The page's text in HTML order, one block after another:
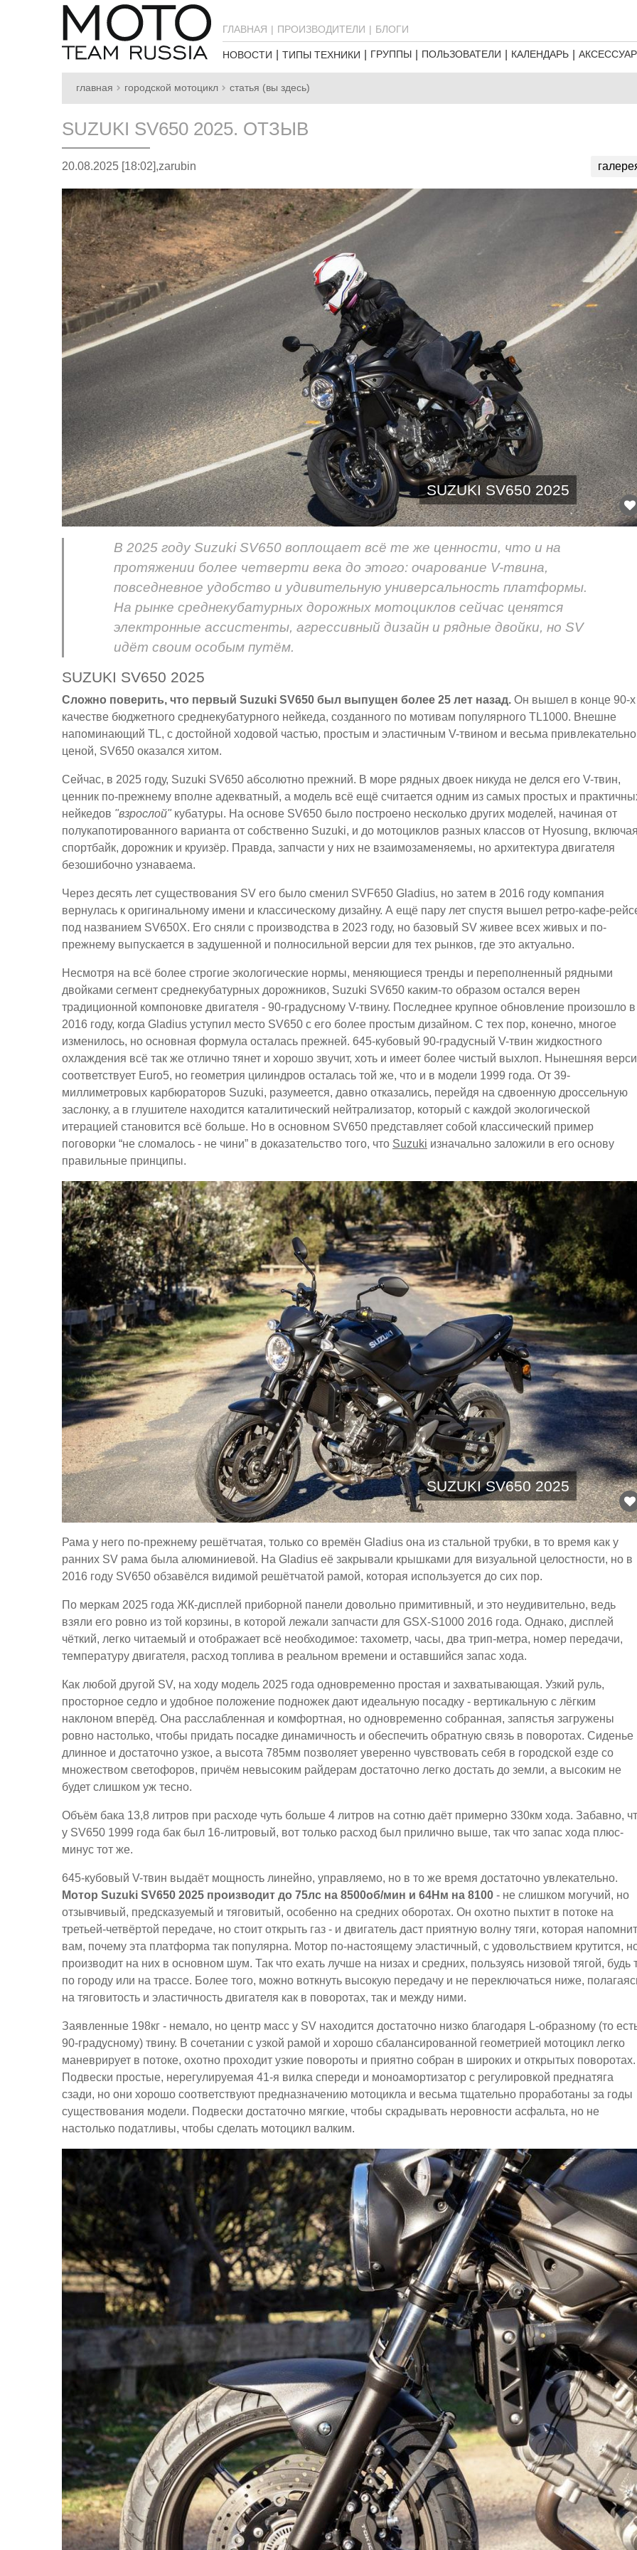
ГЛАВНАЯ ПРОИЗВОДИТЕЛИ БЛОГИ
НОВОСТИ ТИПЫ ТЕХНИКИ ГРУППЫ ПОЛЬЗОВАТЕЛИ КАЛЕНДАРЬ
главная городской мотоцикл статья (вы здесь)
SUZUKI SV650 2025. ОТЗЫВ
20.08.2025 [18:02],zarubin
SUZUKI SV650 2025
В 2025 году Suzuki SV650 воплощает всё те же ценности, что и на
протяжении более четверти века до этого: очарование V-твина,
повседневное удобство и удивительную универсальность платформы.
На рынке среднекубатурных дорожных мотоциклов сейчас ценятся
электронные ассистенты, агрессивный дизайн и рядные двойки, но SV
идёт своим особым путём.
SUZUKI SV650 2025
Сложно поверить, что первый Suzuki SV650 был выпущен более 25 лет назад. Он вышел в конце 90-
качестве бюджетного среднекубатурного нейкеда, созданного по мотивам популярного TL1000. Внешне
напоминающий TL, с достойной ходовой частью, простым и эластичным V-твином и весьма
ценой, SV650 оказался хитом.
Сейчас, в 2025 году, Suzuki SV650 абсолютно прежний. В море рядных двоек никуда не делся его V-твин,
ценник по-прежнему вполне адекватный, а модель всё ещё считается одним из самых простых и
нейкедов "взрослой" кубатуры. На основе SV650 было построено несколько других моделей, начиная от
полукапотированного варианта от собственно Suzuki, и до мотоциклов разных классов от Hyosung,
спортбайк, дорожник и круизёр. Правда, запчасти у них не взаимозаменяемы, но архитектура двигателя
безошибочно узнаваема.
Через десять лет существования SV его было сменил SVF650 Gladius, но затем в 2016 году компания
вернулась к оригинальному имени и классическому дизайну. А ещё пару лет спустя вышел ретро-кафе-
под названием SV650X. Его сняли с производства в 2023 году, но базовый SV живее всех живых и по-
прежнему выпускается в задушенной и полносильной версии для тех рынков, где это актуально.
Несмотря на всё более строгие экологические нормы, меняющиеся тренды и переполненный рядными
двойками сегмент среднекубатурных дорожников, Suzuki SV650 каким-то образом остался верен
традиционной компоновке двигателя - 90-градусному V-твину. Последнее крупное обновление произошло в
2016 году, когда Gladius уступил место SV650 с его более простым дизайном. С тех пор, конечно, многое
изменилось, но основная формула осталась прежней. 645-кубовый 90-градусный V-твин жидкостного
охлаждения всё так же отлично тянет и хорошо звучит, хоть и имеет более чистый выхлоп. Нынешняя
соответствует Euro5, но геометрия цилиндров осталась той же, что и в модели 1999 года. От 39-
миллиметровых карбюраторов Suzuki, разумеется, давно отказались, перейдя на сдвоенную дроссельную
заслонку, а в глушителе находится каталитический нейтрализатор, который с каждой экологической
итерацией становится всё больше. Но в основном SV650 представляет собой классический пример
поговорки “не сломалось - не чини” в доказательство того, что Suzuki изначально заложили в его основу
правильные принципы.
SUZUKI SV650 2025
Рама у него по-прежнему решётчатая, только со времён Gladius она из стальной трубки, в то время как у
ранних SV рама была алюминиевой. На Gladius её закрывали крышками для визуальной целостности, но в
2016 году SV650 обзавёлся видимой решётчатой рамой, которая используется до сих пор.
По меркам 2025 года ЖК-дисплей приборной панели довольно примитивный, и это неудивительно, ведь
взяли его ровно из той корзины, в которой лежали запчасти для GSX-S1000 2016 года. Однако, дисплей
чёткий, легко читаемый и отображает всё необходимое: тахометр, часы, два трип-метра, номер передачи,
температуру двигателя, расход топлива в реальном времени и оставшийся запас хода.
Как любой другой SV, на ходу модель 2025 года одновременно простая и захватывающая. Узкий руль,
просторное седло и удобное положение подножек дают идеальную посадку - вертикальную с лёгким
наклоном вперёд. Она расслабленная и комфортная, но одновременно собранная, запястья загружены
ровно настолько, чтобы придать посадке динамичность и обеспечить обратную связь в поворотах. Сиденье
длинное и достаточно узкое, а высота 785мм позволяет уверенно чувствовать себя в городской езде со
множеством светофоров, причём невысоким райдерам достаточно легко достать до земли, а высоким не
будет слишком уж тесно.
Объём бака 13,8 литров при расходе чуть больше 4 литров на сотню даёт примерно 330км хода. Забавно,
у SV650 1999 года бак был 16-литровый, вот только расход был прилично выше, так что запас хода плюс-
минус тот же.
645-кубовый V-твин выдаёт мощность линейно, управляемо, но в то же время достаточно увлекательно.
Мотор Suzuki SV650 2025 производит до 75лс на 8500об/мин и 64Нм на 8100 - не слишком могучий, но
отзывчивый, предсказуемый и тяговитый, особенно на средних оборотах. Он охотно пыхтит в потоке на
третьей-четвёртой передаче, но стоит открыть газ - и двигатель даст приятную волну тяги, которая напомнит
вам, почему эта платформа так популярна. Мотор по-настоящему эластичный, с удовольствием крутится,
производит на них в основном шум. Так что ехать лучше на низах и средних, пользуясь низовой тягой, будь
по городу или на трассе. Более того, можно воткнуть высокую передачу и не переключаться ниже,
на тяговитость и эластичность двигателя как в поворотах, так и между ними.
Заявленные 198кг - немало, но центр масс у SV находится достаточно низко благодаря L-образному (то
90-градусному) твину. В сочетании с узкой рамой и хорошо сбалансированной геометрией мотоцикл легко
маневрирует в потоке, охотно проходит узкие повороты и приятно собран в широких и открытых поворотах.
Подвески простые, нерегулируемая 41-я вилка спереди и моноамортизатор с регулировкой преднатяга
сзади, но они хорошо соответствуют предназначению мотоцикла и весьма тщательно проработаны за годы
существования модели. Подвески достаточно мягкие, чтобы скрадывать неровности асфальта, но не
настолько податливы, чтобы сделать мотоцикл валким.